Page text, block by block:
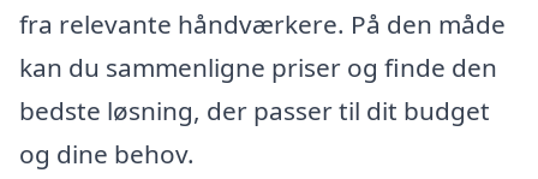
fra relevante håndværkere. På den måde
kan du sammenligne priser og finde den
bedste løsning, der passer til dit budget
og dine behov.